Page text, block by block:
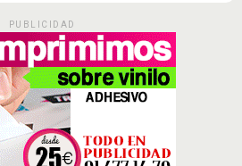
PUBLICIDAD